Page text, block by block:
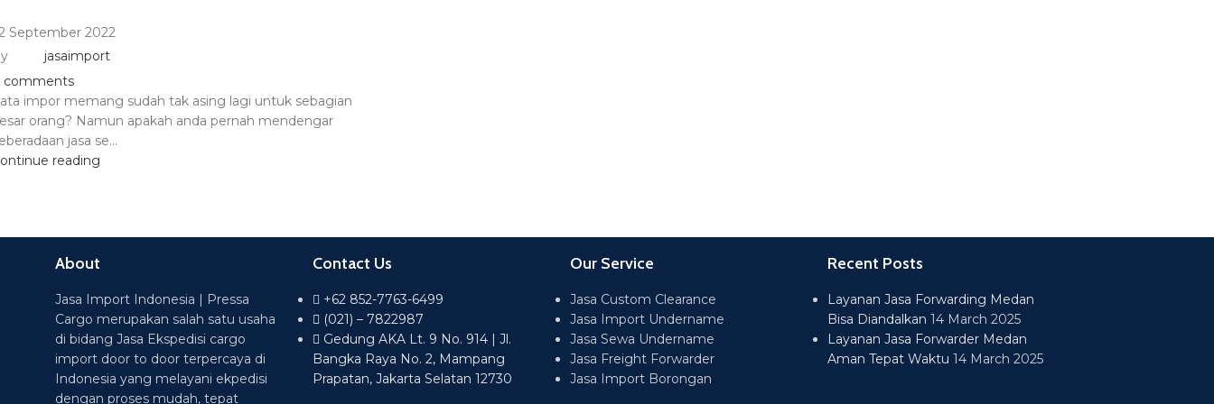
September 2022
jasaimport
comments
impor memang sudah tak asing lagi untuk sebagian
orang? Namun apakah anda pernah mendengar
jasa se...
reading
About
Jasa Import Indonesia | Pressa
Cargo merupakan salah satu usaha
di bidang Jasa Ekspedisi cargo
import door to door terpercaya di
Indonesia yang melayani ekpedisi
dengan proses mudah, tepat
Contact Us
+62 852-7763-6499
(021) – 7822987
Gedung AKA Lt. 9 No. 914 | Jl.
Bangka Raya No. 2, Mampang
Prapatan, Jakarta Selatan 12730
Our Service
Jasa Custom Clearance
Jasa Import Undername
Jasa Sewa Undername
Jasa Freight Forwarder
Jasa Import Borongan
Recent Posts
Layanan Jasa Forwarding Medan
Bisa Diandalkan 14 March 2025
Layanan Jasa Forwarder Medan
Aman Tepat Waktu 14 March 2025